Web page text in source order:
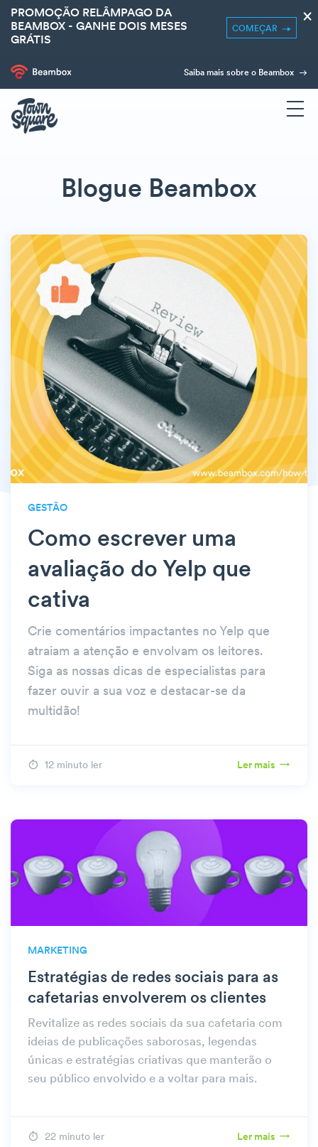
PROMOÇÃO RELÂMPAGO DA
BEAMBOX - GANHE DOIS MESES
GRÁTIS
COMEÇAR
×
Saiba mais sobre o Beambox
Blogue Beambox
GESTÃO
Como escrever uma
avaliação do Yelp que
cativa
Crie comentários impactantes no Yelp que
atraiam a atenção e envolvam os leitores.
Siga as nossas dicas de especialistas para
fazer ouvir a sua voz e destacar-se da
multidão!
12 minuto ler Ler mais
MARKETING
Estratégias de redes sociais para as
cafetarias envolverem os clientes
Revitalize as redes sociais da sua cafetaria com
ideias de publicações saborosas, legendas
únicas e estratégias criativas que manterão o
seu público envolvido e a voltar para mais.
22 minuto ler Ler mais